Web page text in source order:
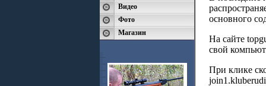
Видео
Фото
Магазин
основного
На сайте
свой
При клике